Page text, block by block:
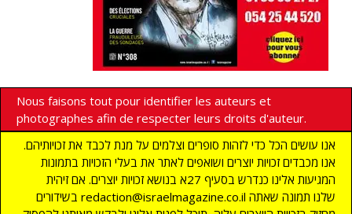
Nous faisons tout pour identifier les auteurs et
photographes afin de respecter leurs droits d'auteur.
אנו עושים הכל כדי לזהות סופרים וצלמים על מנת לכבד את זכויותיהם.
אנו מכבדים זכויות יוצרים ושואפים לאתר את בעלי הזכויות בתמונות
המגיעות אלינו כנדרש בסעיף 27א בנושא זכויות יוצרים. אם זיהית
בשידורים redaction@israelmagazine.co.il שלנו תמונה שאתה